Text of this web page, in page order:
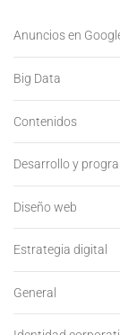
Anuncios en
Big Data
Contenidos
Desarrollo y
Diseño web
Estrategia digital
General